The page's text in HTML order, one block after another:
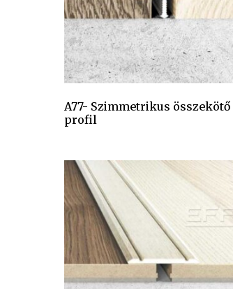
A77- Szimmetrikus összekötő
profil